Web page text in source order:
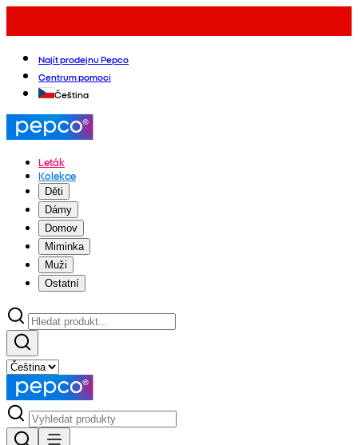
Najít prodejnu Pepco
Centrum pomoci
Čeština
Leták
Kolekce
Děti
Dámy
Domov
Miminka
Muži
Ostatní